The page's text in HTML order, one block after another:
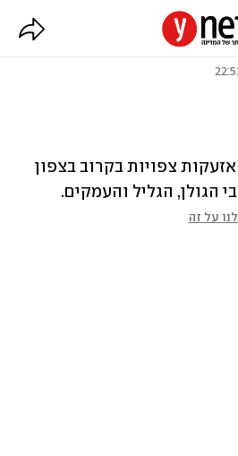
הצפון
הגולן, הגליל והעמקים.
על זה